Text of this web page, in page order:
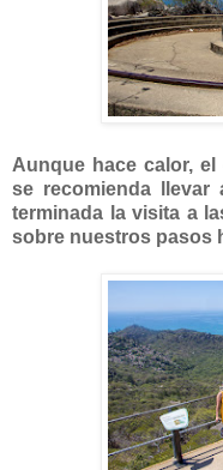
Aunque hace calor,
se recomienda llevar
terminada la visita a
sobre nuestros pasos